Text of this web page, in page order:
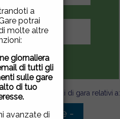
utilizza
parti per
la tua
di utilizzo. Se
di più
qui .
questa
questa
su un
la
in altra
a
potrai
molte altre
giornaliera
di tutti gli
sulle gare
di tuo
avanzate di
tutti i bandi di gara relativi a:
Forniture -